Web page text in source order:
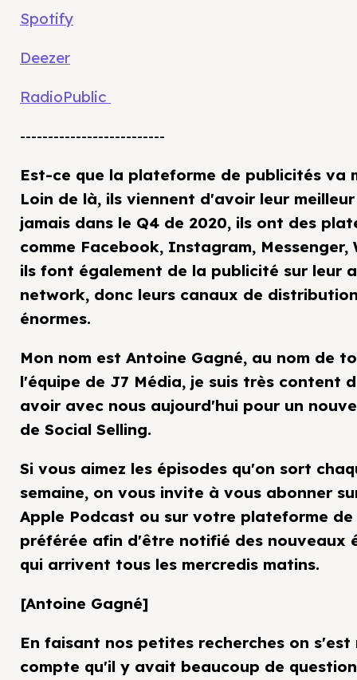
Spotify
Deezer
RadioPublic
--------------------------
Est-ce que la plateforme de publicités va
Loin de là, ils viennent d'avoir leur
jamais dans le Q4 de 2020, ils ont des
comme Facebook, Instagram, Messenger,
ils font également de la publicité sur leur
network, donc leurs canaux de
énormes.
Mon nom est Antoine Gagné, au nom de
l'équipe de J7 Média, je suis très content
avoir avec nous aujourd'hui pour un
de Social Selling.
Si vous aimez les épisodes qu'on sort
semaine, on vous invite à vous abonner
Apple Podcast ou sur votre plateforme
préférée afin d'être notifié des nouveaux
qui arrivent tous les mercredis matins.
[Antoine Gagné]
En faisant nos petites recherches on s'est
compte qu'il y avait beaucoup de